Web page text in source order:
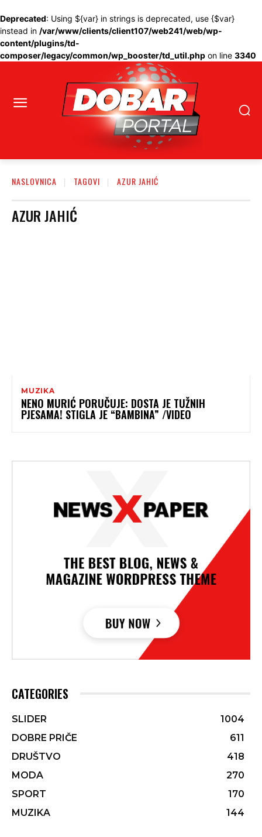
Deprecated: Using ${var} in strings is deprecated, use {$var}
instead in /var/www/clients/client107/web241/web/wp-
content/plugins/td-
composer/legacy/common/wp_booster/td_util.php on line 3340
NASLOVNICA TAGOVI AZUR JAHIĆ
AZUR JAHIĆ
MUZIKA
NENO MURIĆ PORUČUJE: DOSTA JE TUŽNIH
PJESAMA! STIGLA JE “BAMBINA” /VIDEO
CATEGORIES
SLIDER
1004
DOBRE PRIČE
611
DRUŠTVO
418
MODA
270
SPORT
170
MUZIKA
144